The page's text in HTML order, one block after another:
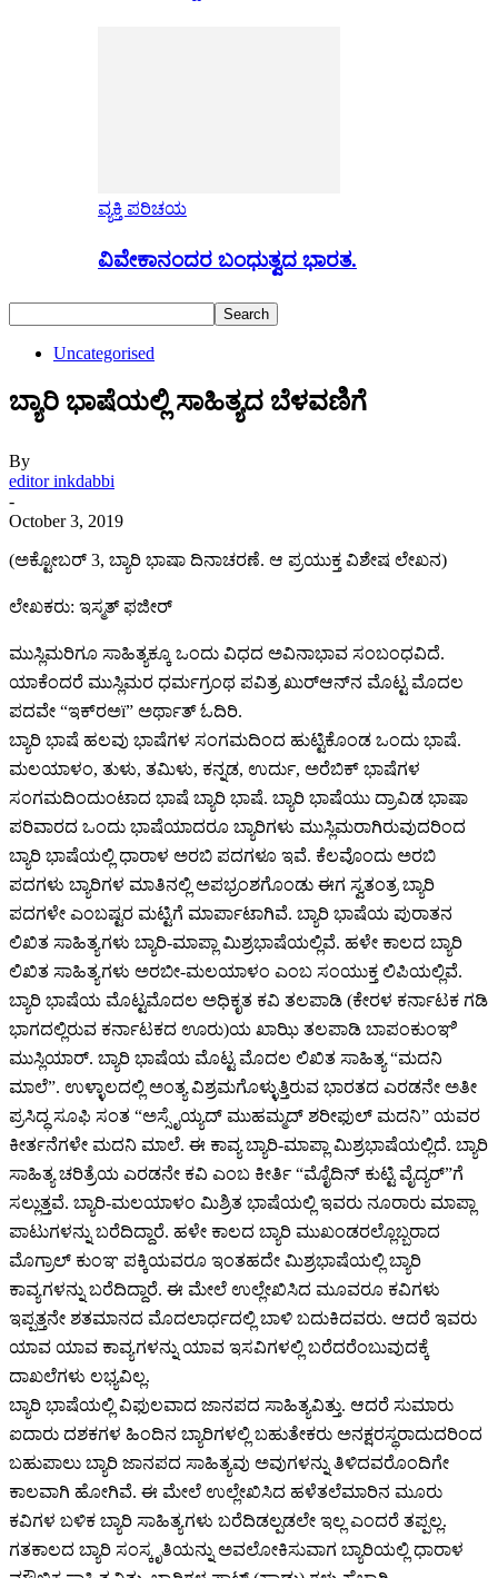
ವ್ಯಕ್ತಿ ಪರಿಚಯ
ವಿವೇಕಾನಂದರ ಬಂಧುತ್ವದ ಭಾರತ.
Uncategorised
ಬ್ಯಾರಿ ಭಾಷೆಯಲ್ಲಿ ಸಾಹಿತ್ಯದ ಬೆಳವಣಿಗೆ
By
editor inkdabbi
-
October 3, 2019
(ಅಕ್ಟೋಬರ್ 3, ಬ್ಯಾರಿ ಭಾಷಾ ದಿನಾಚರಣೆ. ಆ ಪ್ರಯುಕ್ತ ವಿಶೇಷ ಲೇಖನ)
ಲೇಖಕರು: ಇಸ್ಮತ್ ಫಜೀರ್
ಮುಸ್ಲಿಮರಿಗೂ ಸಾಹಿತ್ಯಕ್ಕೂ ಒಂದು ವಿಧದ ಅವಿನಾಭಾವ ಸಂಬಂಧವಿದೆ.
ಯಾಕೆಂದರೆ ಮುಸ್ಲಿಮರ ಧರ್ಮಗ್ರಂಥ ಪವಿತ್ರ ಖುರ್‍ಆನ್‍ನ ಮೊಟ್ಟ ಮೊದಲ
ಪದವೇ “ಇಕ್‍ರಅï” ಅರ್ಥಾತ್ ಓದಿರಿ.
ಬ್ಯಾರಿ ಭಾಷೆ ಹಲವು ಭಾಷೆಗಳ ಸಂಗಮದಿಂದ ಹುಟ್ಟಿಕೊಂಡ ಒಂದು ಭಾಷೆ.
ಮಲಯಾಳಂ, ತುಳು, ತಮಿಳು, ಕನ್ನಡ, ಉರ್ದು, ಅರೆಬಿಕ್ ಭಾಷೆಗಳ
ಸಂಗಮದಿಂದುಂಟಾದ ಭಾಷೆ ಬ್ಯಾರಿ ಭಾಷೆ. ಬ್ಯಾರಿ ಭಾಷೆಯು ದ್ರಾವಿಡ ಭಾಷಾ
ಪರಿವಾರದ ಒಂದು ಭಾಷೆಯಾದರೂ ಬ್ಯಾರಿಗಳು ಮುಸ್ಲಿಮರಾಗಿರುವುದರಿಂದ
ಬ್ಯಾರಿ ಭಾಷೆಯಲ್ಲಿ ಧಾರಾಳ ಅರಬಿ ಪದಗಳೂ ಇವೆ. ಕೆಲವೊಂದು ಅರಬಿ
ಪದಗಳು ಬ್ಯಾರಿಗಳ ಮಾತಿನಲ್ಲಿ ಅಪಭ್ರಂಶಗೊಂಡು ಈಗ ಸ್ವತಂತ್ರ ಬ್ಯಾರಿ
ಪದಗಳೇ ಎಂಬಷ್ಟರ ಮಟ್ಟಿಗೆ ಮಾರ್ಪಾಟಾಗಿವೆ. ಬ್ಯಾರಿ ಭಾಷೆಯ ಪುರಾತನ
ಲಿಖಿತ ಸಾಹಿತ್ಯಗಳು ಬ್ಯಾರಿ-ಮಾಪ್ಲಾ ಮಿಶ್ರಭಾಷೆಯಲ್ಲಿವೆ. ಹಳೇ ಕಾಲದ ಬ್ಯಾರಿ
ಲಿಖಿತ ಸಾಹಿತ್ಯಗಳು ಅರಬೀ-ಮಲಯಾಳಂ ಎಂಬ ಸಂಯುಕ್ತ ಲಿಪಿಯಲ್ಲಿವೆ.
ಬ್ಯಾರಿ ಭಾಷೆಯ ಮೊಟ್ಟಮೊದಲ ಅಧಿಕೃತ ಕವಿ ತಲಪಾಡಿ (ಕೇರಳ ಕರ್ನಾಟಕ ಗಡಿ
ಭಾಗದಲ್ಲಿರುವ ಕರ್ನಾಟಕದ ಊರು)ಯ ಖಾಝಿ ತಲಪಾಡಿ ಬಾಪಂಕುಂಞಿ
ಮುಸ್ಲಿಯಾರ್. ಬ್ಯಾರಿ ಭಾಷೆಯ ಮೊಟ್ಟ ಮೊದಲ ಲಿಖಿತ ಸಾಹಿತ್ಯ “ಮದನಿ
ಮಾಲೆ”. ಉಳ್ಳಾಲದಲ್ಲಿ ಅಂತ್ಯ ವಿಶ್ರಮಗೊಳ್ಳುತ್ತಿರುವ ಭಾರತದ ಎರಡನೇ ಅತೀ
ಪ್ರಸಿದ್ಧ ಸೂಫಿ ಸಂತ “ಅಸ್ಸೈಯ್ಯದ್ ಮುಹಮ್ಮದ್ ಶರೀಫುಲ್ ಮದನಿ” ಯವರ
ಕೀರ್ತನೆಗಳೇ ಮದನಿ ಮಾಲೆ. ಈ ಕಾವ್ಯ ಬ್ಯಾರಿ-ಮಾಪ್ಲಾ ಮಿಶ್ರಭಾಷೆಯಲ್ಲಿದೆ. ಬ್ಯಾರಿ
ಸಾಹಿತ್ಯ ಚರಿತ್ರೆಯ ಎರಡನೇ ಕವಿ ಎಂಬ ಕೀರ್ತಿ “ಮೊೈದಿನ್ ಕುಟ್ಟಿ ವೈದ್ಯರ್”ಗೆ
ಸಲ್ಲುತ್ತವೆ. ಬ್ಯಾರಿ-ಮಲಯಾಳಂ ಮಿಶ್ರಿತ ಭಾಷೆಯಲ್ಲಿ ಇವರು ನೂರಾರು ಮಾಪ್ಲಾ
ಪಾಟುಗಳನ್ನು ಬರೆದಿದ್ದಾರೆ. ಹಳೇ ಕಾಲದ ಬ್ಯಾರಿ ಮುಖಂಡರಲ್ಲೊಬ್ಬರಾದ
ಮೊಗ್ರಾಲ್ ಕುಂಞ ಪಕ್ಕಿಯವರೂ ಇಂತಹದೇ ಮಿಶ್ರಭಾಷೆಯಲ್ಲಿ ಬ್ಯಾರಿ
ಕಾವ್ಯಗಳನ್ನು ಬರೆದಿದ್ದಾರೆ. ಈ ಮೇಲೆ ಉಲ್ಲೇಖಿಸಿದ ಮೂವರೂ ಕವಿಗಳು
ಇಪ್ಪತ್ತನೇ ಶತಮಾನದ ಮೊದಲಾರ್ಧದಲ್ಲಿ ಬಾಳಿ ಬದುಕಿದವರು. ಆದರೆ ಇವರು
ಯಾವ ಯಾವ ಕಾವ್ಯಗಳನ್ನು ಯಾವ ಇಸವಿಗಳಲ್ಲಿ ಬರೆದರೆಂಬುವುದಕ್ಕೆ
ದಾಖಲೆಗಳು ಲಭ್ಯವಿಲ್ಲ.
ಬ್ಯಾರಿ ಭಾಷೆಯಲ್ಲಿ ವಿಫುಲವಾದ ಜಾನಪದ ಸಾಹಿತ್ಯವಿತ್ತು. ಆದರೆ ಸುಮಾರು
ಐದಾರು ದಶಕಗಳ ಹಿಂದಿನ ಬ್ಯಾರಿಗಳಲ್ಲಿ ಬಹುತೇಕರು ಅನಕ್ಷರಸ್ಥರಾದುದರಿಂದ
ಬಹುಪಾಲು ಬ್ಯಾರಿ ಜಾನಪದ ಸಾಹಿತ್ಯವು ಅವುಗಳನ್ನು ತಿಳಿದವರೊಂದಿಗೇ
ಕಾಲವಾಗಿ ಹೋಗಿವೆ. ಈ ಮೇಲೆ ಉಲ್ಲೇಖಿಸಿದ ಹಳೆತಲೆಮಾರಿನ ಮೂರು
ಕವಿಗಳ ಬಳಿಕ ಬ್ಯಾರಿ ಸಾಹಿತ್ಯಗಳು ಬರೆದಿಡಲ್ಪಡಲೇ ಇಲ್ಲ ಎಂದರೆ ತಪ್ಪಲ್ಲ.
ಗತಕಾಲದ ಬ್ಯಾರಿ ಸಂಸ್ಕೃತಿಯನ್ನು ಅವಲೋಕಿಸುವಾಗ ಬ್ಯಾರಿಯಲ್ಲಿ ಧಾರಾಳ